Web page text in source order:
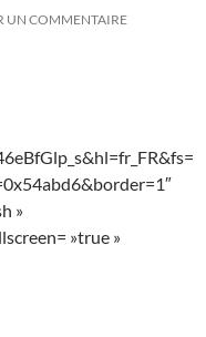
UN COMMENTAIRE
»
»true »